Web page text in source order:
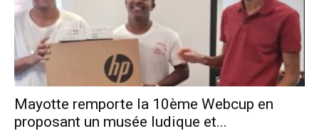
Mayotte remporte la 10ème Webcup en
proposant un musée ludique et...